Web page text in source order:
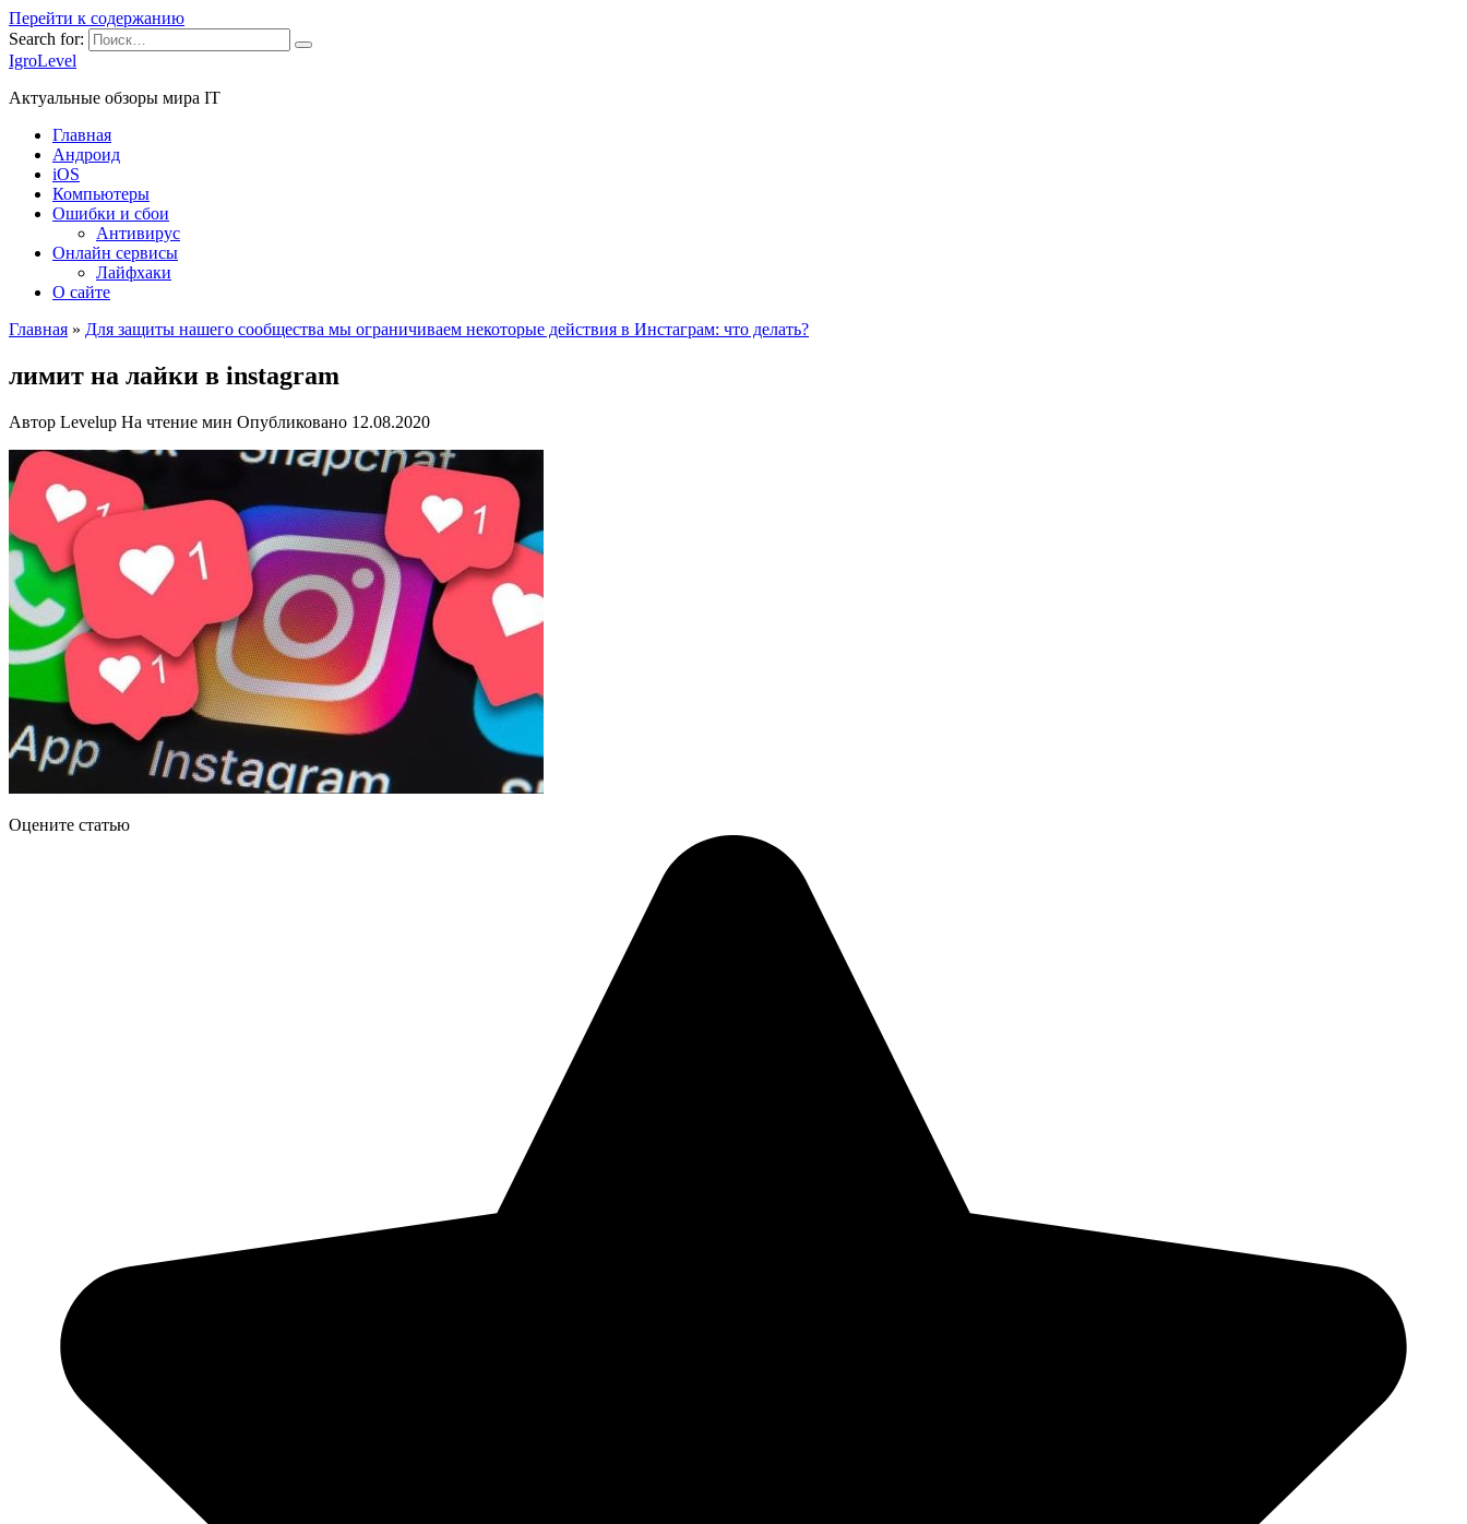
Перейти к содержанию
Search for:
IgroLevel
Актуальные обзоры мира IT
Главная
Андроид
iOS
Компьютеры
Ошибки и сбои
Антивирус
Онлайн сервисы
Лайфхаки
О сайте
Главная » Для защиты нашего сообщества мы ограничиваем некоторые действия в Инстаграм: что делать?
лимит на лайки в instagram
Автор Levelup На чтение мин Опубликовано 12.08.2020
Оцените статью